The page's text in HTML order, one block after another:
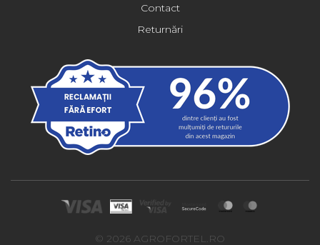
Contact
Returnări
© 2026 AGROFORTEL.RO